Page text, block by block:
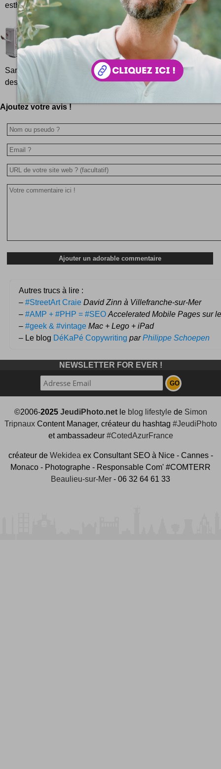
esthétique et helvétique d'un monde...
Bureau mobile sur roulettes Out-of-Box
On les reconnaît les accrocs du boulot prêts à
bureau qui nous suit partout. Qui faut il blâmer ?
Santha Gour Mattoo, Kanwaldeep Kapoor, Hina
designers...
Ajoutez votre avis !
Autres trucs à lire :
– #StreetArt Craie David Zinn à Villefranche-sur-Mer
– #AMP + #PHP = #SEO Accelerated Mobile Pages sur
– #geek & #vintage Mac + Lego + iPad
– Le blog DéKaPé Copywriting parPhilippe Schoepen
NEWSLETTER FOR EVER !
©2006-2025 JeudiPhoto.netle blog lifestylede Simon
TripnauxContent Manager, créateur du hashtag #JeudiPhoto
et ambassadeur #CotedAzurFrance
créateur de Wekidea ex Consultant SEO à Nice - Cannes -
Monaco - Photographe - Responsable Com' #COMTERR
Beaulieu-sur-Mer - 06 32 64 61 33